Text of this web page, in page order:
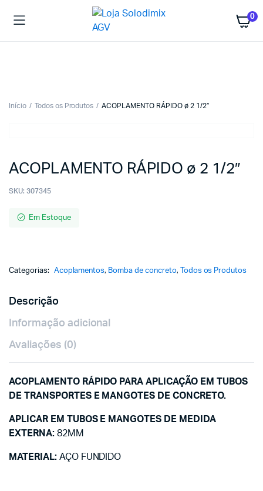
0
Início Todos os Produtos ACOPLAMENTO RÁPIDO ø 2 1/2″
ACOPLAMENTO RÁPIDO ø 2 1/2″
SKU: 307345
Em Estoque
Categorias: Acoplamentos, Bomba de concreto, Todos os Produtos
Descrição
Informação adicional
Avaliações (0)
ACOPLAMENTO RÁPIDO PARA APLICAÇÃO EM TUBOS
DE TRANSPORTES E MANGOTES DE CONCRETO.
APLICAR EM TUBOS E MANGOTES DE MEDIDA
EXTERNA:82MM
MATERIAL:AÇO FUNDIDO